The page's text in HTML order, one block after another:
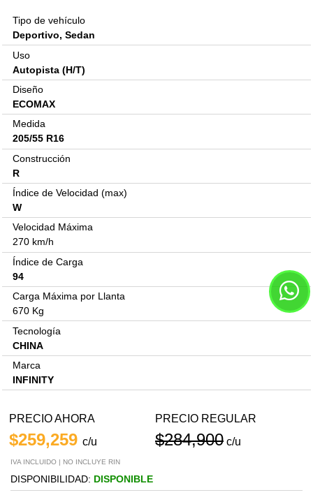
Tipo de vehículo
Deportivo, Sedan
Uso
Autopista (H/T)
Diseño
ECOMAX
Medida
205/55 R16
Construcción
R
Índice de Velocidad (max)
W
Velocidad Máxima
270 km/h
Índice de Carga
94
Carga Máxima por Llanta
670 Kg
Tecnología
CHINA
Marca
INFINITY
PRECIO AHORA
$259,259 c/u
PRECIO REGULAR
$284,900 c/u
IVA INCLUIDO | NO INCLUYE RIN
DISPONIBILIDAD: DISPONIBLE